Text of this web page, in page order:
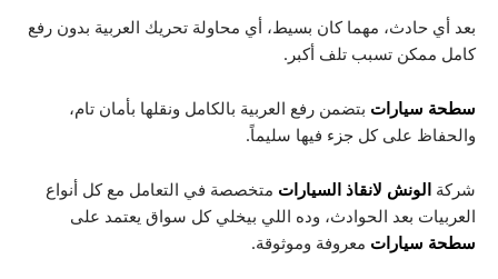
بعد أي حادث، مهما كان بسيط، أي محاولة تحريك العربية بدون رفع
كامل ممكن تسبب تلف أكبر.
سطحة سيارات بتضمن رفع العربية بالكامل ونقلها بأمان تام،
والحفاظ على كل جزء فيها سليماً.
شركة الونش لانقاذ السيارات متخصصة في التعامل مع كل أنواع
العربيات بعد الحوادث، وده اللي بيخلي كل سواق يعتمد على
سطحة سيارات معروفة وموثوقة.